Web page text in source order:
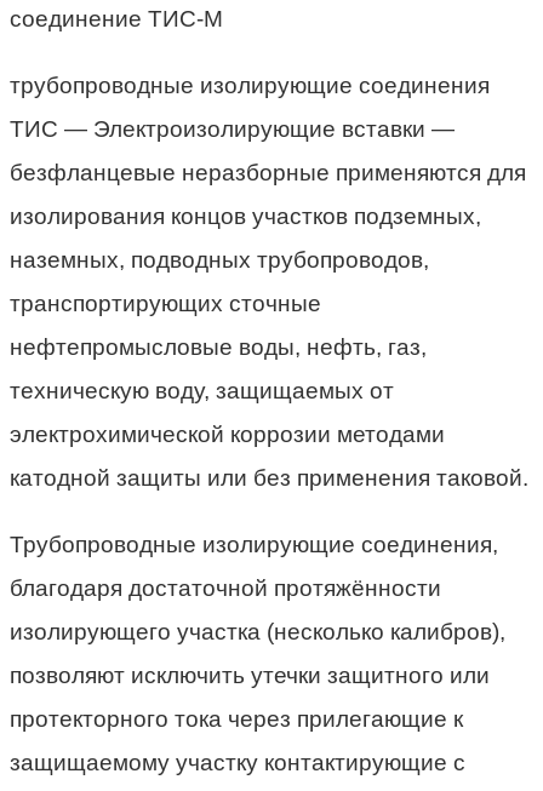
соединение ТИС-М
трубопроводные изолирующие соединения
ТИС — Электроизолирующие вставки —
безфланцевые неразборные применяются для
изолирования концов участков подземных,
наземных, подводных трубопроводов,
транспортирующих сточные
нефтепромысловые воды, нефть, газ,
техническую воду, защищаемых от
электрохимической коррозии методами
катодной защиты или без применения таковой.
Трубопроводные изолирующие соединения,
благодаря достаточной протяжённости
изолирующего участка (несколько калибров),
позволяют исключить утечки защитного или
протекторного тока через прилегающие к
защищаемому участку контактирующие с